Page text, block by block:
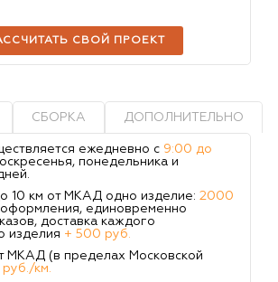
СВОЙ ПРОЕКТ
СБОРКА ДОПОЛНИТЕЛЬНО
ежедневно с 9:00 до
понедельника и
10 км от МКАД одно изделие: 2000
оформления, единовременно
доставка каждого
изделия + 500 руб.
МКАД (в пределах Московской
км.